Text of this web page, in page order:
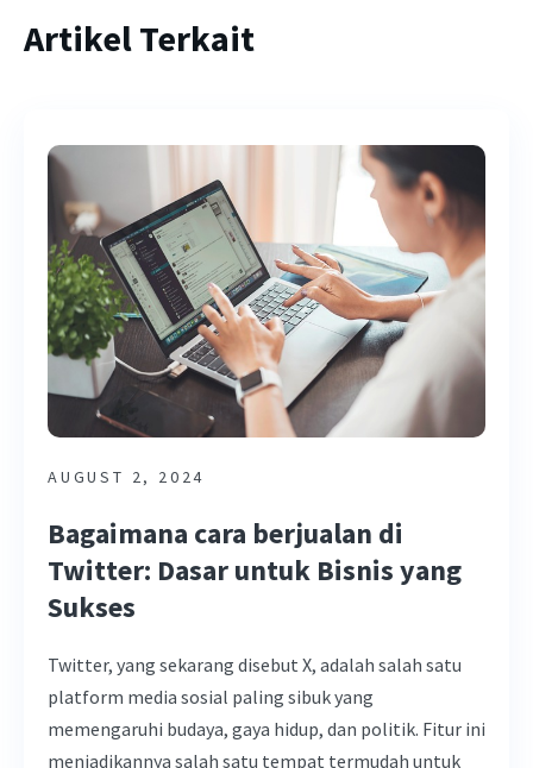
Artikel Terkait
AUGUST 2, 2024
Bagaimana cara berjualan di
Twitter: Dasar untuk Bisnis yang
Sukses
Twitter, yang sekarang disebut X, adalah salah satu
platform media sosial paling sibuk yang
memengaruhi budaya, gaya hidup, dan politik. Fitur ini
menjadikannya salah satu tempat termudah untuk